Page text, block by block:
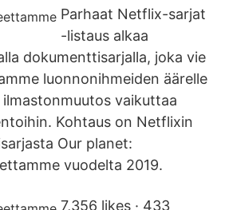
Parhaat Netflix-sarjat
-listaus alkaa
dokumenttisarjalla, joka vie
luonnonihmeiden äärelle
vaikuttaa
Kohtaus on Netflixin
Our planet:
vuodelta 2019.
7,356 likes · 433